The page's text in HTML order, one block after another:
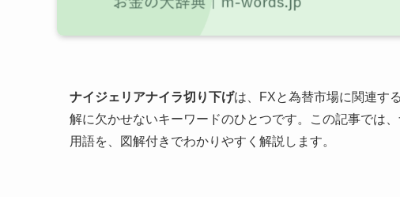
ナイジェリアナイラ切り下げは、FXと為替市場に関連す
解に欠かせないキーワードのひとつです。この記事では
用語を、図解付きでわかりやすく解説します。